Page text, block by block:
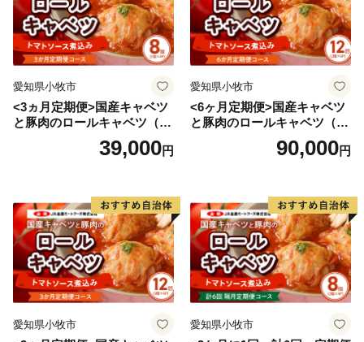
愛知県小牧市
<3ヵ月定期便>国産キャベツ
と豚肉のロールキャベツ（4P
39,000円
愛知県小牧市
<6ヶ月定期便>国産キャベツ
と豚肉のロールキャベツ（6P
90,000円
愛知県小牧市 愛知県小牧市